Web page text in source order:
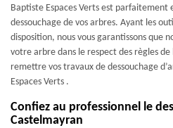
Baptiste Espaces Verts est parfaitement
dessouchage de vos arbres. Ayant les
disposition, nous vous garantissons que
votre arbre dans le respect des règles de
remettre vos travaux de dessouchage
Espaces Verts .
Confiez au professionnel le
Castelmayran